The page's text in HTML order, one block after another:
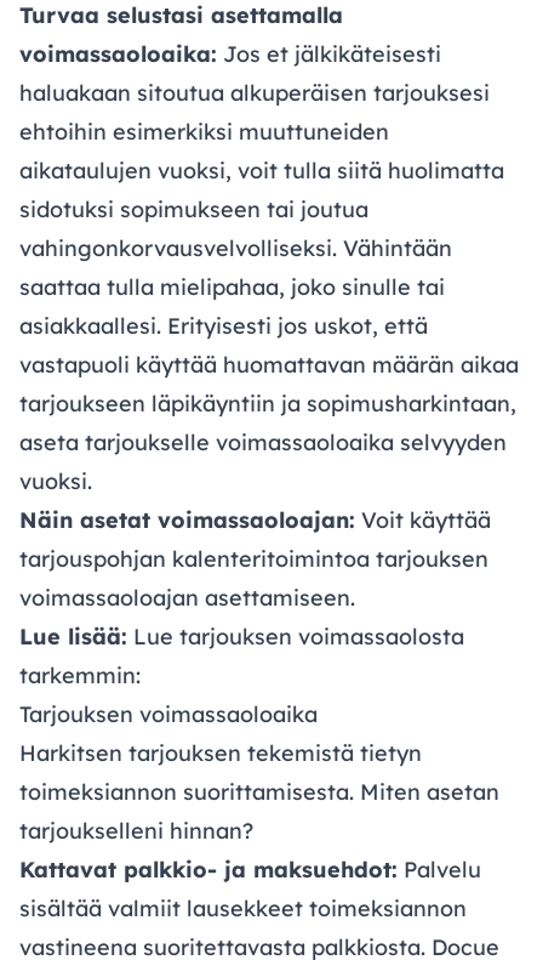
Turvaa selustasi asettamalla
voimassaoloaika: Jos et jälkikäteisesti
haluakaan sitoutua alkuperäisen tarjouksesi
ehtoihin esimerkiksi muuttuneiden
aikataulujen vuoksi, voit tulla siitä huolimatta
sidotuksi sopimukseen tai joutua
vahingonkorvausvelvolliseksi. Vähintään
saattaa tulla mielipahaa, joko sinulle tai
asiakkaallesi. Erityisesti jos uskot, että
vastapuoli käyttää huomattavan määrän aikaa
tarjoukseen läpikäyntiin ja sopimusharkintaan,
aseta tarjoukselle voimassaoloaika selvyyden
vuoksi.
Näin asetat voimassaoloajan: Voit käyttää
tarjouspohjan kalenteritoimintoa tarjouksen
voimassaoloajan asettamiseen.
Lue lisää: Lue tarjouksen voimassaolosta
tarkemmin:
Tarjouksen voimassaoloaika
Harkitsen tarjouksen tekemistä tietyn
toimeksiannon suorittamisesta. Miten asetan
tarjoukselleni hinnan?
Kattavat palkkio- ja maksuehdot: Palvelu
sisältää valmiit lausekkeet toimeksiannon
vastineena suoritettavasta palkkiosta. Docue